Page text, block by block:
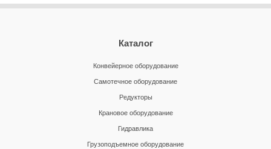
Каталог
Конвейерное оборудование
Самотечное оборудование
Редукторы
Крановое оборудование
Гидравлика
Грузоподъемное оборудование